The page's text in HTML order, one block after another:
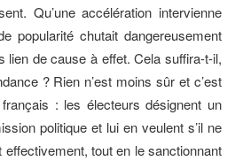
Qu’une accélération intervienne
popularité chutait dangereusement
lien de cause à effet. Cela suffira-t-il,
? Rien n’est moins sûr et c’est
: les électeurs désignent un
politique et lui en veulent s’il ne
effectivement, tout en le sanctionnant